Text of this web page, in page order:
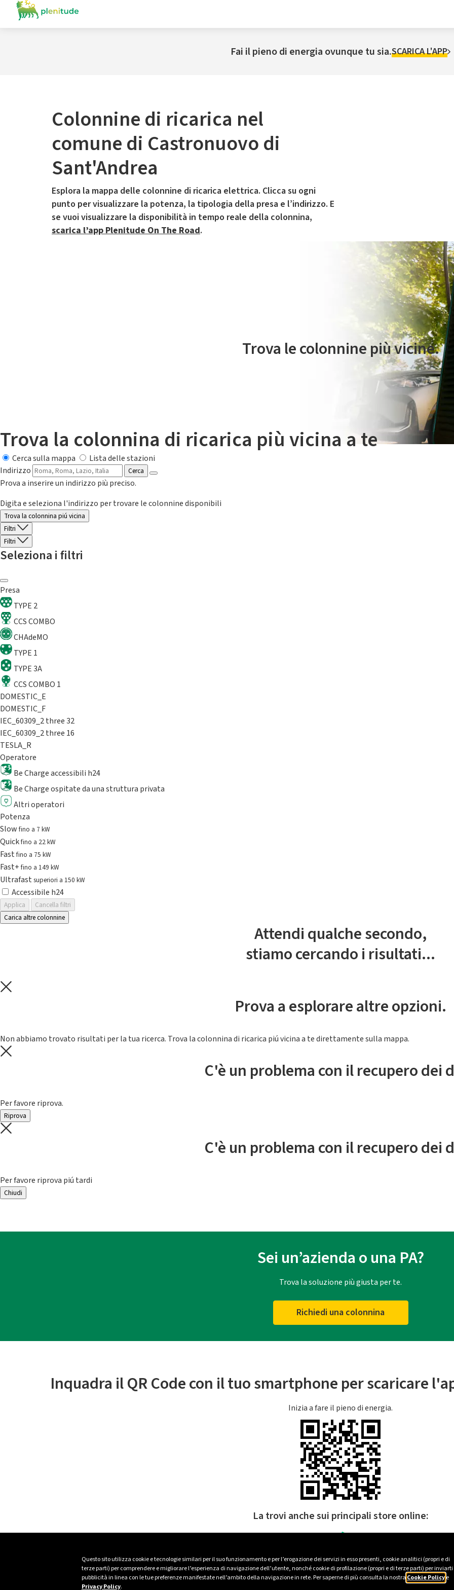
Questo sito utilizza cookie e tecnologie similari per il suo funzionamento e per l’erogazione dei servizi in esso presenti, cookie analitici (propri e di
terze parti) per comprendere e migliorare l’esperienza di navigazione dell’utente, nonché cookie di profilazione (propri e di terze parti) per inviarti
pubblicità in linea con le tue preferenze manifestate nell’ambito della navigazione in rete. Per saperne di più consulta la nostra Cookie Policye
Privacy Policy.
Fai il pieno di energia ovunque tu sia.SCARICA L'APP
Colonnine di ricarica nel
comune di Castronuovo di
Sant'Andrea
Esplora la mappa delle colonnine di ricarica elettrica. Clicca su ogni
punto per visualizzare la potenza, la tipologia della presa e l’indirizzo. E
se vuoi visualizzare la disponibilità in tempo reale della colonnina,
scarica l’app Plenitude On The Road.
Il servizio di mobilità elettrica è gestito da Plenitude On The Road
Trova le colonnine più vicine.
Trova la colonnina di ricarica più vicina a te
Cerca sulla mappa
Lista delle stazioni
Indirizzo
Cerca
Prova a inserire un indirizzo più preciso.
Digita e seleziona l'indirizzo per trovare le colonnine disponibili
Trova la colonnina piú vicina
Filtri
Filtri
Seleziona i filtri
Presa
TYPE 2
CCS COMBO
CHAdeMO
TYPE 1
TYPE 3A
CCS COMBO 1
DOMESTIC_E
DOMESTIC_F
IEC_60309_2 three 32
IEC_60309_2 three 16
TESLA_R
Operatore
Be Charge accessibili h24
Be Charge ospitate da una struttura privata
Altri operatori
Potenza
Slowfino a 7 kW
Quickfino a 22 kW
Fastfino a 75 kW
Fast+fino a 149 kW
Ultrafast superiori a 150 kW
Accessibile h24
Applica
Cancella filtri
Carica altre colonnine
Attendi qualche secondo,
stiamo cercando i risultati...
Prova a esplorare altre opzioni.
Non abbiamo trovato risultati per la tua ricerca. Trova la colonnina di ricarica piú vicina a te direttamente sulla mappa.
C'è un problema con il recupero dei
Per favore riprova.
Riprova
C'è un problema con il recupero dei
Per favore riprova piú tardi
Chiudi
Sei un’azienda o una PA?
Trova la soluzione più giusta per te.
Richiedi una colonnina
Inquadra il QR Code con il tuo smartphone per scaricare
Inizia a fare il pieno di energia.
La trovi anche sui principali store online: